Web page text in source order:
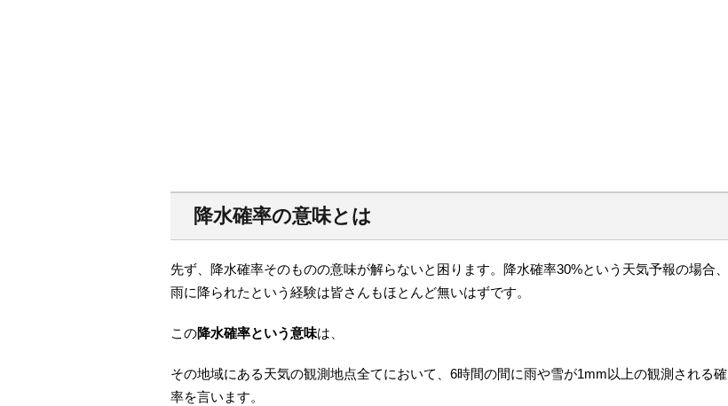
降水確率の意味とは
先ず、降水確率そのものの意味が解らないと困ります。降水確率30%という天気予報の場合、
雨に降られたという経験は皆さんもほとんど無いはずです。
この降水確率という意味は、
その地域にある天気の観測地点全てにおいて、6時間の間に雨や雪が1mm以上の観測される確
率を言います。